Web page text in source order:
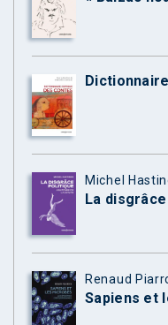
Michel
La
Renaud
Sapiens et